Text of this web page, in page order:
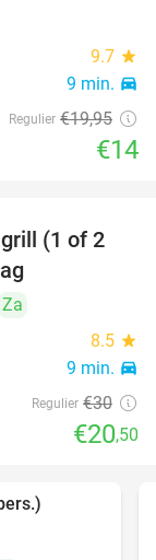
9.7 star
9 min. directions_car
Regulier €19,95
€14
32%
(1 of 2
Za
8.5 star
9 min. directions_car
Regulier €30
€20,50